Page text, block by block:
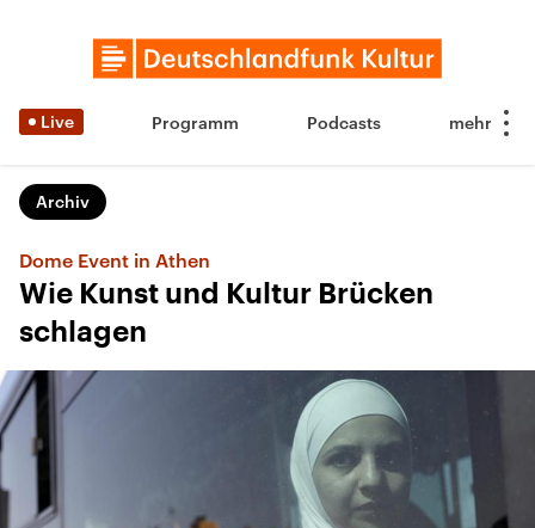
Live Programm Podcasts
Archiv
Dome Event in Athen
Wie Kunst und Kultur Brücken
schlagen